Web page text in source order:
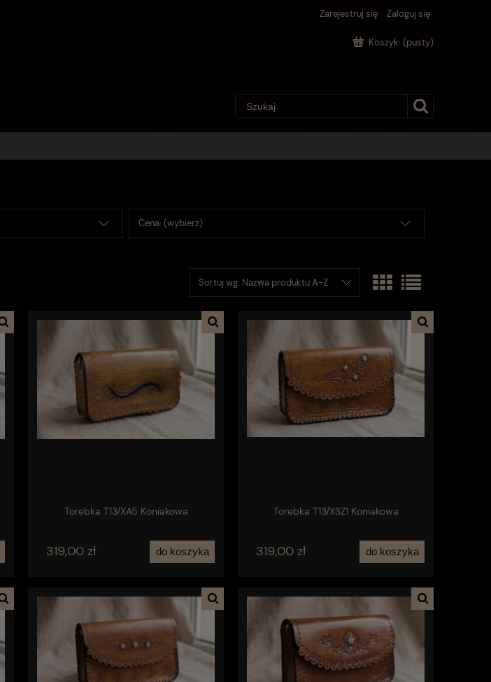
Zarejestruj się Zaloguj się
Koszyk: (pusty)
Cena: (wybierz)
Sortuj wg: Nazwa produktu A-Z
Torebka T13/XA5 Koniakowa
319,00 zł do koszyka
Torebka T13/XSZ1 Koniakowa
319,00 zł do koszyka